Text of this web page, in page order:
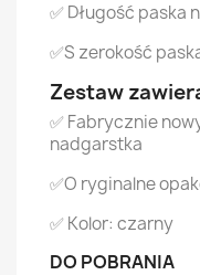
✅ Długość paska
✅S zerokość
Zestaw
✅ Fabrycznie
nadgarstka
✅O ryginalne
✅ Kolor: czarny
DO POBRANIA